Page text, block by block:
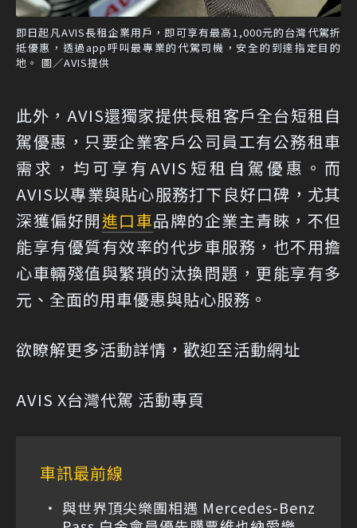
即日起凡AVIS長租企業用戶，即可享有最高1,000元的台灣代駕折
抵優惠，透過app呼叫最專業的代駕司機，安全的到達指定目的
地。 圖／AVIS提供
此外，AVIS還獨家提供長租客戶全台短租自
駕優惠，只要企業客戶公司員工有公務租車
需求，均可享有AVIS短租自駕優惠。而
AVIS以專業與貼心服務打下良好口碑，尤其
深獲偏好開進口車品牌的企業主青睞，不但
能享有優質有效率的代步車服務，也不用擔
心車輛殘值與繁瑣的汰換問題，更能享有多
元、全面的用車優惠與貼心服務。
欲瞭解更多活動詳情，歡迎至活動網址
AVIS X台灣代駕 活動專頁
車訊最前線
與世界頂尖樂團相遇 Mercedes-Benz